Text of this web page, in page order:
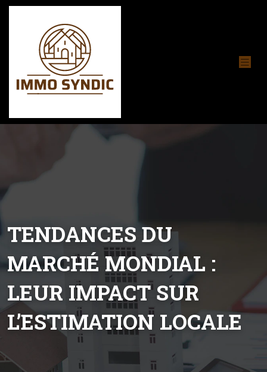
TENDANCES DU
MARCHÉ MONDIAL :
LEUR IMPACT SUR
L’ESTIMATION LOCALE